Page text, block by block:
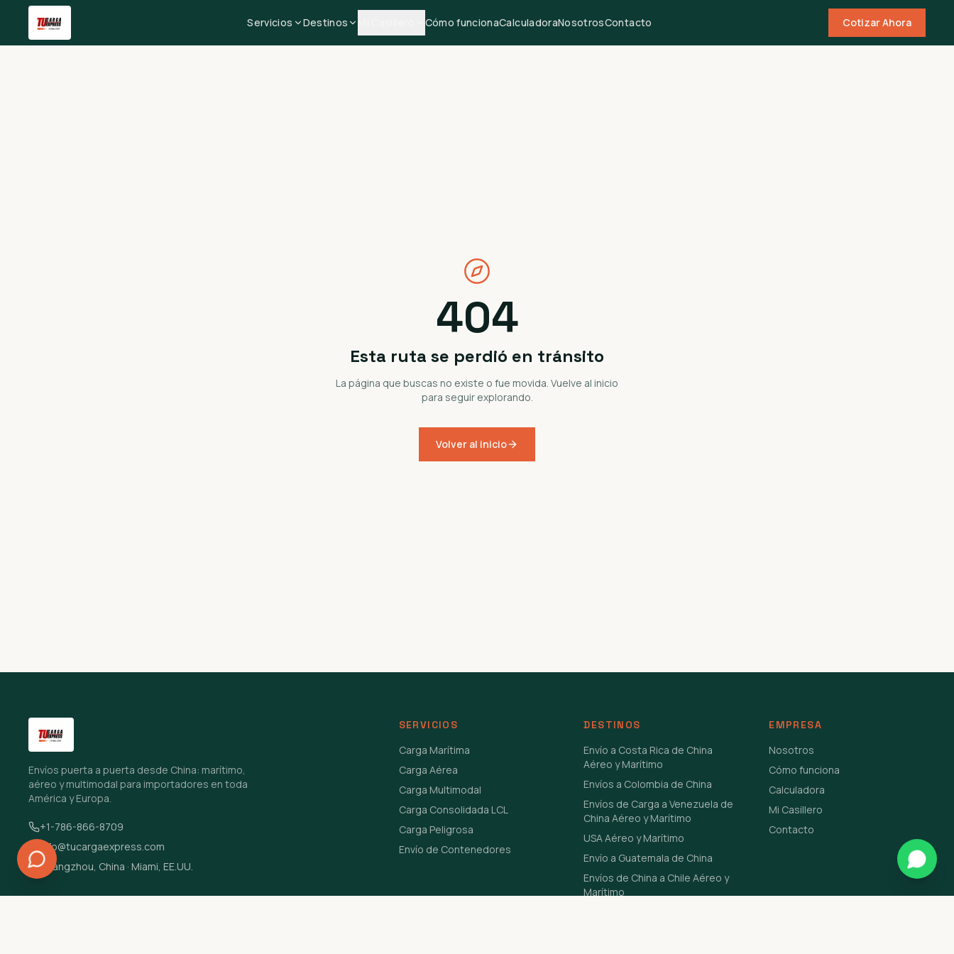
Servicios Destinos Cómo funcionaCalculadoraNosotrosContacto Cotizar Ahora
404
Esta ruta se perdió en tránsito
La página que buscas no existe o fue movida. Vuelve al inicio
para seguir explorando.
Volver al inicio
Envíos puerta a puerta desde China: marítimo,
aéreo y multimodal para importadores en toda
América y Europa.
+1-786-866-8709
info@tucargaexpress.com
Guangzhou, China · Miami, EE.UU.
SERVICIOS
Carga Marítima
Carga Aérea
Carga Multimodal
Carga Consolidada LCL
Carga Peligrosa
Envío de Contenedores
DESTINOS
Envío a Costa Rica de China
Aéreo y Marítimo
Envíos a Colombia de China
Envíos de Carga a Venezuela de
China Aéreo y Marítimo
USA Aéreo y Marítimo
Envío a Guatemala de China
Envíos de China a Chile Aéreo y
Marítimo
EMPRESA
Nosotros
Cómo funciona
Calculadora
Mi Casillero
Contacto